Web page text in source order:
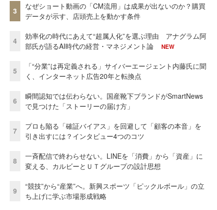
3
なぜショート動画の「CM流用」は成果が出ないのか？購買
データが示す、店頭売上を動かす条件
4
効率化の時代にあえて“超属人化”を選ぶ理由 アナグラム阿
部氏が語るAI時代の経営・マネジメント論
NEW
5
「“分業”は再定義される」サイバーエージェント内藤氏に聞
く、インターネット広告20年と転換点
6
瞬間認知では伝わらない。国産靴下ブランドがSmartNews
で見つけた「ストーリーの届け方」
7
プロも陥る「確証バイアス」を回避して「顧客の本音」を
引き出すには？インタビュー4つのコツ
8
一斉配信で終わらせない。LINEを「消費」から「資産」に
変える、カルビーとＵＴグループの設計思想
9
“競技”から“産業”へ。新興スポーツ「ピックルボール」の立
ち上げに学ぶ市場形成戦略